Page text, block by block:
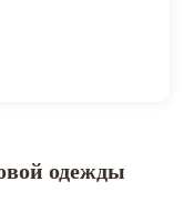
одежды